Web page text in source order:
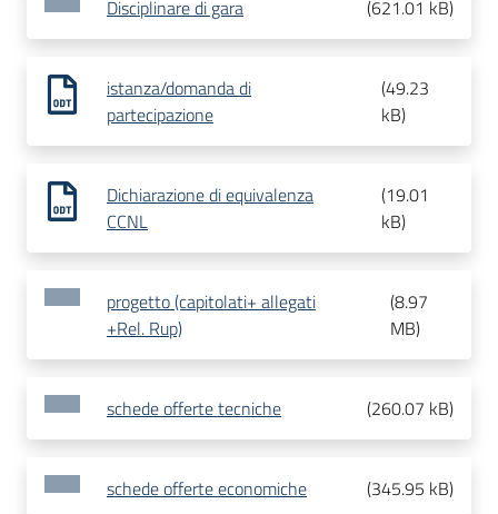
Disciplinare di gara (621.01 kB)
istanza/domanda di
partecipazione
(49.23
kB)
Dichiarazione di equivalenza
CCNL
(19.01
kB)
progetto (capitolati+ allegati
+Rel. Rup)
(8.97
MB)
schede offerte tecniche (260.07 kB)
schede offerte economiche (345.95 kB)